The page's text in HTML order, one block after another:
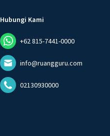
Hubungi Kami
+62 815-7441-0000
info@ruangguru.com
02130930000